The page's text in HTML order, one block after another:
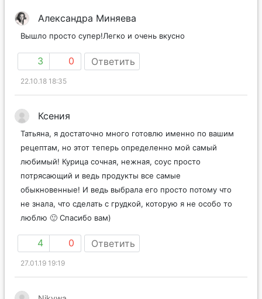
Александра Миняева
Вышло просто супер!Легко и очень вкусно
3 0 Ответить
22.10.18 18:35
Ксения
Татьяна, я достаточно много готовлю именно по вашим
рецептам, но этот теперь определенно мой самый
любимый! Курица сочная, нежная, соус просто
потрясающий и ведь продукты все самые
обыкновенные! И ведь выбрала его просто потому что
не знала, что сделать с грудкой, которую я не особо то
люблю 🙂 Спасибо вам)
4 0 Ответить
27.01.19 19:19